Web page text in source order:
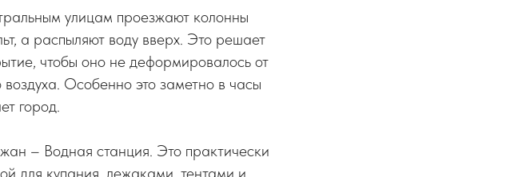
улицам проезжают колонны
а распыляют воду вверх. Это решает
чтобы оно не деформировалось от
Особенно это заметно в часы
город.
– Водная станция. Это практически
для купания, лежаками, тентами и